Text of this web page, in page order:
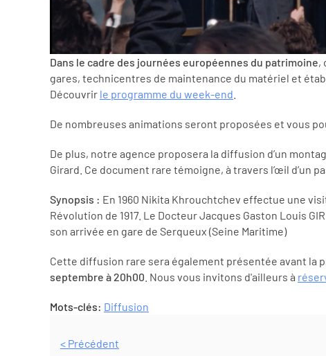
Dans le cadre des journées européennes du patrimoine,
gares, technicentres de maintenance du matériel et
Découvrir le programme du week-end
De nombreuses animations seront proposées et vous
De plus, notre agence proposera la diffusion d’un
Girard. Ce document rare témoigne, à travers l’œil d’un
Synopsis : En 1960 Nikita Khrouchtchev effectue une
Révolution de 1917. Le Docteur Jacques Gaston Louis
son arrivée en gare de Serqueux (Seine Maritime)
Cette diffusion rare sera également présentée avant la
septembre à 20h00 . Nous vous invitons d'ailleurs à
Mots-clés: Diffusion
< Précédent